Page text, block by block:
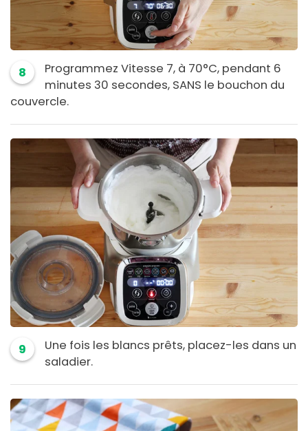
8
Programmez Vitesse 7, à 70°C, pendant 6
minutes 30 secondes, SANS le bouchon du
couvercle.
9
Une fois les blancs prêts, placez-les dans un
saladier.